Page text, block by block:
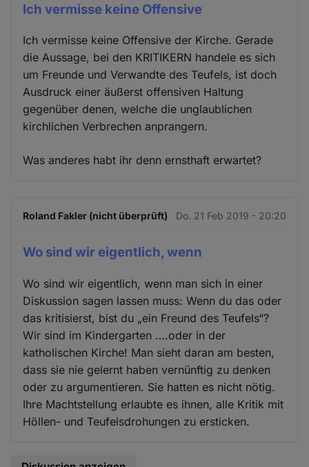
Ich vermisse keine Offensive
Ich vermisse keine Offensive der Kirche. Gerade
die Aussage, bei den KRITIKERN handele es sich
um Freunde und Verwandte des Teufels, ist doch
Ausdruck einer äußerst offensiven Haltung
gegenüber denen, welche die unglaublichen
kirchlichen Verbrechen anprangern.
Was anderes habt ihr denn ernsthaft erwartet?
Roland Fakler (nicht überprüft) Do. 21 Feb 2019 - 20:20
Wo sind wir eigentlich, wenn
Wo sind wir eigentlich, wenn man sich in einer
Diskussion sagen lassen muss: Wenn du das oder
das kritisierst, bist du „ein Freund des Teufels“?
Wir sind im Kindergarten ….oder in der
katholischen Kirche! Man sieht daran am besten,
dass sie nie gelernt haben vernünftig zu denken
oder zu argumentieren. Sie hatten es nicht nötig.
Ihre Machtstellung erlaubte es ihnen, alle Kritik mit
Höllen- und Teufelsdrohungen zu ersticken.